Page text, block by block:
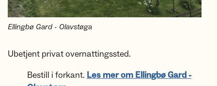
Ellingbø Gard - Olavstøga
Ubetjent privat overnattingssted.
Bestill i forkant. Les mer om Ellingbø Gard -